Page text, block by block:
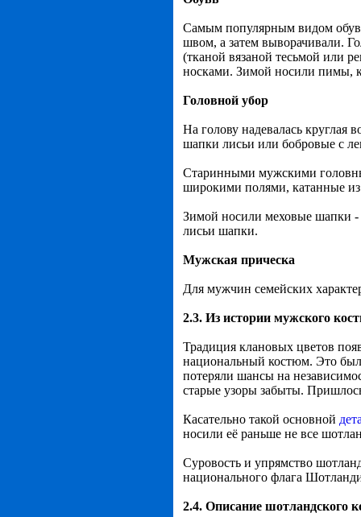
Самым популярным видом
швом, а затем выворачивали.
(тканой вязаной тесьмой или
носками. Зимой носили пимы,
Головной убор
На голову надевалась круглая
шапки лисьи или бобровые с
Старинными мужскими
широкими полями, катанные
Зимой носили меховые шапки -
лисьи шапки.
Мужская прическа
Для мужчин семейских
2.3. Из истории мужского
Традиция клановых цветов
национальный костюм. Это
потеряли шансы на
старые узоры забыты.
Касательно такой основной
носили её раньше не все
Суровость и упрямство
национального флага
2.4. Описание шотландского